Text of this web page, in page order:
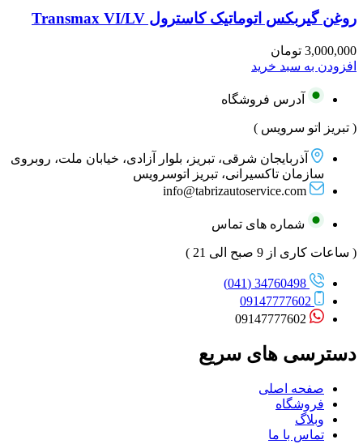
روغن گیربکس اتوماتیک کاسترول Transmax VI/LV
3,000,000 تومان
افزودن به سبد خرید
آدرس فروشگاه
( تبریز اتو سرویس )
آذربایجان شرقی، تبریز، بلوار آزادی، خیابان ملت، روبروی
سازمان تاکسیرانی، تبریز اتوسرویس
info@tabrizautoservice.com
شماره های تماس
( ساعات کاری از 9 صبح الی 21 )
34760498 (041)
09147777602
09147777602
دسترسی های سریع
صفحه اصلی
فروشگاه
وبلاگ
تماس با ما